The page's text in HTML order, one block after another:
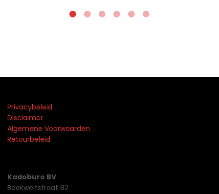
Privacybeleid
Disclaimer
Algemene Voorwaarden
Retourbeleid
Kadoburo BV
Boekweitstraat 82